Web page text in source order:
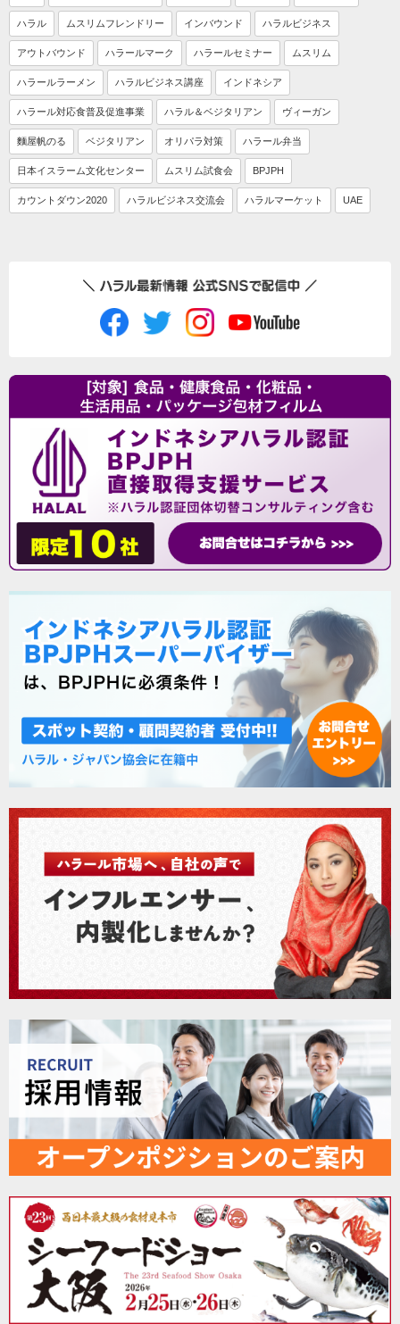
ハラル ムスリムフレンドリー インバウンド ハラルビジネス
アウトバウンド ハラールマーク ハラールセミナー ムスリム
ハラールラーメン ハラルビジネス講座 インドネシア
ハラール対応食普及促進事業 ハラル＆ベジタリアン ヴィーガン
麵屋帆のる ベジタリアン オリパラ対策 ハラール弁当
日本イスラーム文化センター ムスリム試食会 BPJPH
カウントダウン2020 ハラルビジネス交流会 ハラルマーケット UAE